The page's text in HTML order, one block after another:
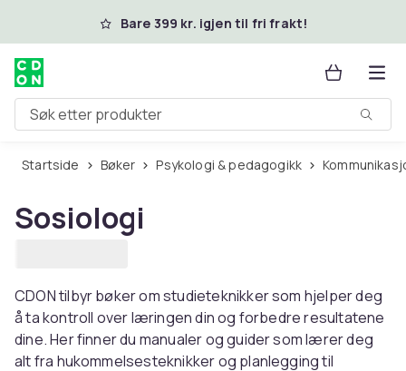
Hopp til hovedinnholdBare 399 kr. igjen til fri frakt!
Søk etter produkter
Startside Bøker Psykologi & pedagogikk
Sosiologi
CDON tilbyr bøker om studieteknikker som hjelper deg
å ta kontroll over læringen din og forbedre resultatene
dine. Her finner du manualer og guider som lærer deg
alt fra hukommelsesteknikker og planlegging til